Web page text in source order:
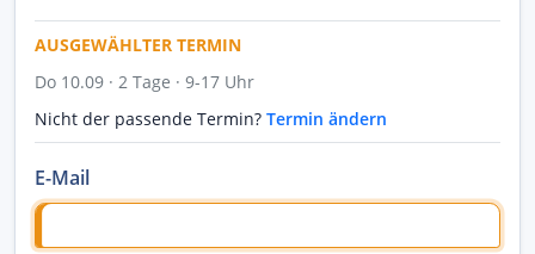
AUSGEWÄHLTER TERMIN
Do 10.09 · 2 Tage · 9-17 Uhr
Nicht der passende Termin? Termin ändern
E-Mail